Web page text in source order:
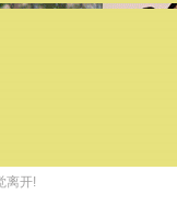
离开!